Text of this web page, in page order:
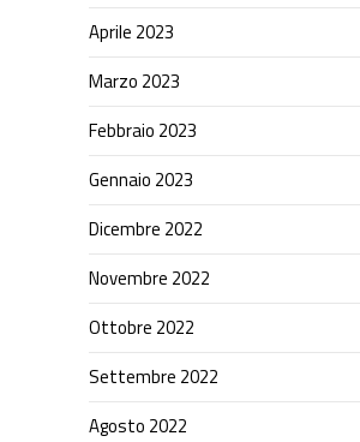
Aprile 2023
Marzo 2023
Febbraio 2023
Gennaio 2023
Dicembre 2022
Novembre 2022
Ottobre 2022
Settembre 2022
Agosto 2022